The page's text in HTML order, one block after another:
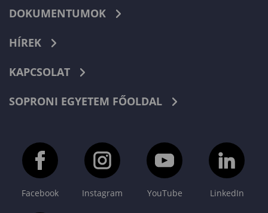
DOKUMENTUMOK
HÍREK
KAPCSOLAT
SOPRONI EGYETEM FŐOLDAL
Facebook Instagram YouTube LinkedIn